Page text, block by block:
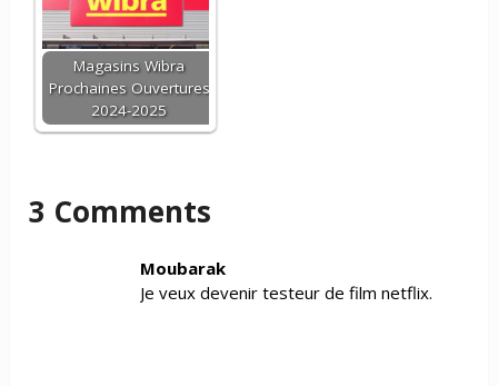
Magasins Wibra
Prochaines Ouvertures
2024-2025
3 Comments
Moubarak
Je veux devenir testeur de film netflix.